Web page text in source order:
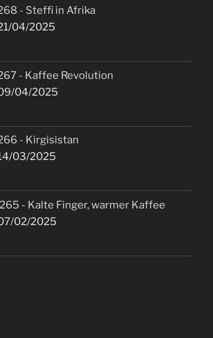
- Steffi in Afrika
04/2025
- Kaffee Revolution
04/2025
- Kirgisistan
03/2025
- Kalte Finger, warmer Kaffee
02/2025